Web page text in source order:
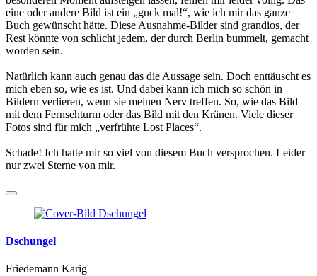
eine oder andere Bild ist ein „guck mal!“, wie ich mir das ganze
Buch gewünscht hätte. Diese Ausnahme-Bilder sind grandios, der
Rest könnte von schlicht jedem, der durch Berlin bummelt, gemacht
worden sein.
Natürlich kann auch genau das die Aussage sein. Doch enttäuscht es
mich eben so, wie es ist. Und dabei kann ich mich so schön in
Bildern verlieren, wenn sie meinen Nerv treffen. So, wie das Bild
mit dem Fernsehturm oder das Bild mit den Kränen. Viele dieser
Fotos sind für mich „verfrühte Lost Places“.
Schade! Ich hatte mir so viel von diesem Buch versprochen. Leider
nur zwei Sterne von mir.
Dschungel
Friedemann Karig